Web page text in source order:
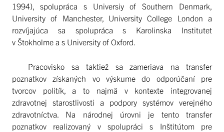
1994), spolupráca s Universiy of Southern Denmark,
University of Manchester, University College London a
rozvíjajúca sa spolupráca s Karolinska Institutet
v Štokholme a s University of Oxford.
Pracovisko sa taktiež sa zameriava na transfer
poznatkov získaných vo výskume do odporúčaní pre
tvorcov politík, a to najmä v kontexte integrovanej
zdravotnej starostlivosti a podpory systémov verejného
zdravotníctva. Na národnej úrovni je tento transfer
poznatkov realizovaný v spolupráci s Inštitútom pre